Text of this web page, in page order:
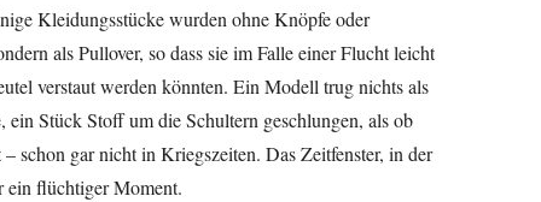
Kleidungsstücke wurden ohne Knöpfe oder
als Pullover, so dass sie im Falle einer Flucht leicht
verstaut werden könnten. Ein Modell trug nichts als
ein Stück Stoff um die Schultern geschlungen, als ob
schon gar nicht in Kriegszeiten. Das Zeitfenster, in der
ein flüchtiger Moment.